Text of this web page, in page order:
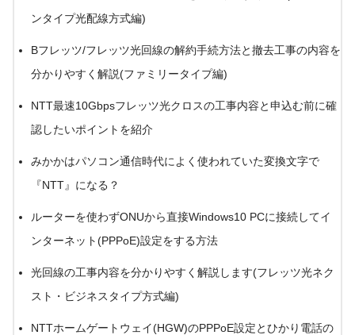
ンタイプ光配線方式編)
Bフレッツ/フレッツ光回線の解約手続方法と撤去工事の内容を
分かりやすく解説(ファミリータイプ編)
NTT最速10Gbpsフレッツ光クロスの工事内容と申込む前に確
認したいポイントを紹介
みかかはパソコン通信時代によく使われていた変換文字で
『NTT』になる？
ルーターを使わずONUから直接Windows10 PCに接続してイ
ンターネット(PPPoE)設定をする方法
光回線の工事内容を分かりやすく解説します(フレッツ光ネク
スト・ビジネスタイプ方式編)
NTTホームゲートウェイ(HGW)のPPPoE設定とひかり電話の